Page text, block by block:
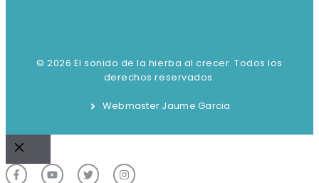
© 2026 El sonido de la hierba al crecer. Todos los
derechos reservados.
Webmaster Jaume Garcia
Cerrar